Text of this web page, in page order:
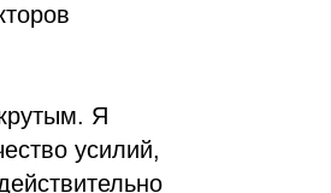
Я
усилий,